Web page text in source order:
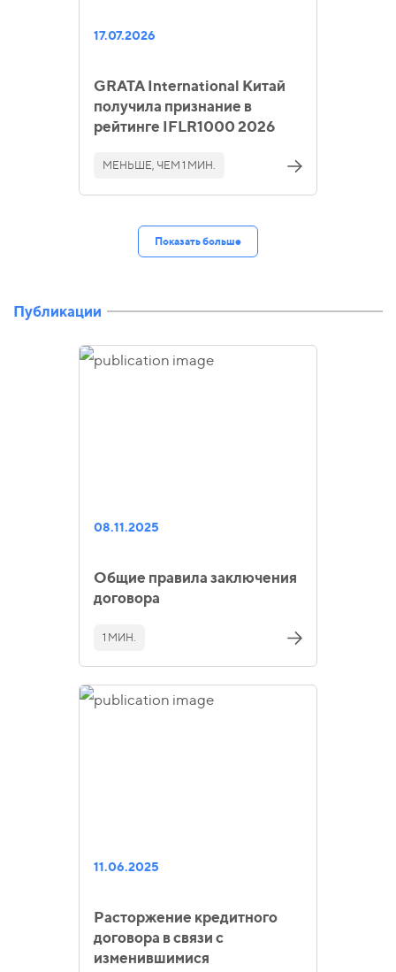
17.07.2026
GRATA International Китай
получила признание в
рейтинге IFLR1000 2026
МЕНЬШЕ, ЧЕМ 1 МИН.
Показать больше
Публикации
08.11.2025
Общие правила заключения
договора
1 МИН.
11.06.2025
Расторжение кредитного
договора в связи с
изменившимися